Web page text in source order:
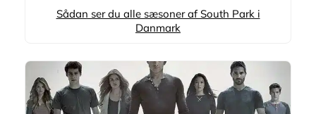
Sådan ser du alle sæsoner af South Park i
Danmark